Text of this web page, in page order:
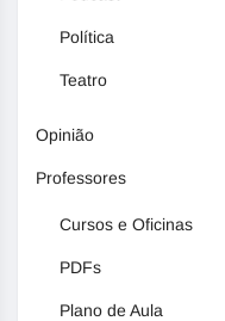
Política
Teatro
Opinião
Professores
Cursos e Oficinas
PDFs
Plano de Aula